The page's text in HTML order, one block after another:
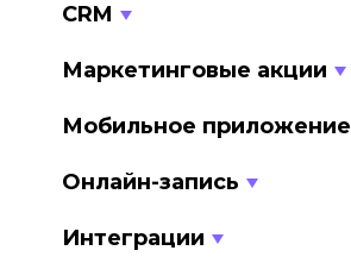
CRM
Маркетинговые акции
Мобильное приложение
Онлайн-запись
Интеграции